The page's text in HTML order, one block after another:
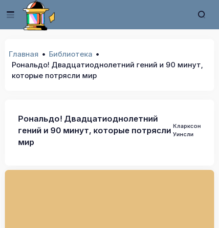
Главная
Библиотека
Рональдо! Двадцатиоднолетний гений и 90 минут,
которые потрясли мир
Рональдо! Двадцатиоднолетний
гений и 90 минут, которые потрясли
мир
Кларксон
Уинсли